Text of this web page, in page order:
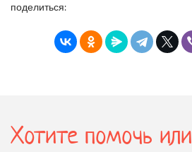
поделиться:
Хотите помочь